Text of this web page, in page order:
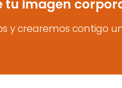
tu imagen
y crearemos contigo